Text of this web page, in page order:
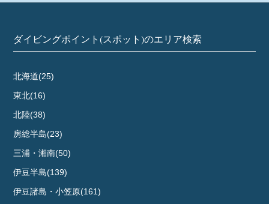
ダイビングポイント(スポット)のエリア検索
北海道(25)
東北(16)
北陸(38)
房総半島(23)
三浦・湘南(50)
伊豆半島(139)
伊豆諸島・小笠原(161)